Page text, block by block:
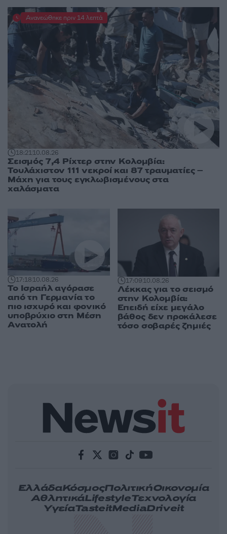
18:2110.08.26
Σεισμός 7,4 Ρίχτερ στην Κολομβία:
Τουλάχιστον 111 νεκροί και 87 τραυματίες –
Μάχη για τους εγκλωβισμένους στα
χαλάσματα
Ανανεώθηκε πριν 14 λεπτά
17:1810.08.26
Το Ισραήλ αγόρασε
από τη Γερμανία το
πιο ισχυρό και φονικό
υποβρύχιο στη Μέση
Ανατολή
17:0910.08.26
Λέκκας για το σεισμό
στην Κολομβία:
Επειδή είχε μεγάλο
βάθος δεν προκάλεσε
τόσο σοβαρές ζημιές
ΕλλάδαΚόσμοςΠολιτικήΟικονομία
ΑθλητικάLifestyleΤεχνολογία
ΥγείαTasteitMediaDriveit